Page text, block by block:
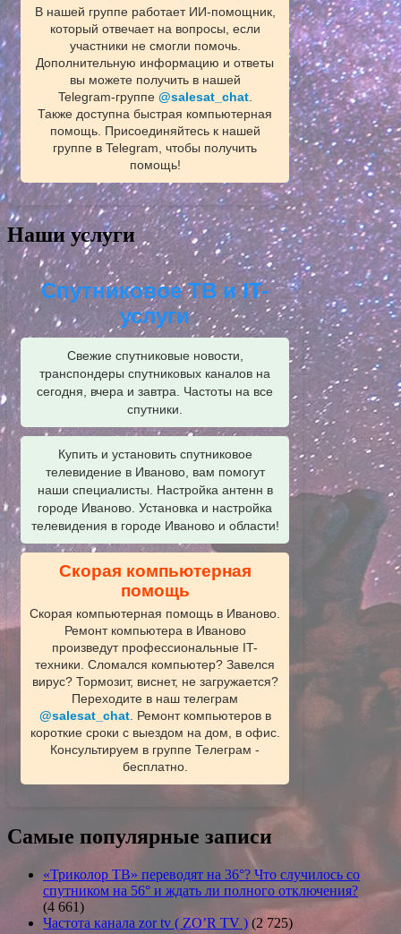
В нашей группе работает ИИ‑помощник,
который отвечает на вопросы, если
участники не смогли помочь.
Дополнительную информацию и ответы
вы можете получить в нашей
Telegram‑группе @salesat_chat.
Также доступна быстрая компьютерная
помощь. Присоединяйтесь к нашей
группе в Telegram, чтобы получить
помощь!
Наши услуги
Спутниковое ТВ и IT-
услуги
Свежие спутниковые новости,
транспондеры спутниковых каналов на
сегодня, вчера и завтра. Частоты на все
спутники.
Купить и установить спутниковое
телевидение в Иваново, вам помогут
наши специалисты. Настройка антенн в
городе Иваново. Установка и настройка
телевидения в городе Иваново и области!
Скорая компьютерная
помощь
Скорая компьютерная помощь в Иваново.
Ремонт компьютера в Иваново
произведут профессиональные IT-
техники. Сломался компьютер? Завелся
вирус? Тормозит, виснет, не загружается?
Переходите в наш телеграм
@salesat_chat. Ремонт компьютеров в
короткие сроки с выездом на дом, в офис.
Консультируем в группе Телеграм -
бесплатно.
Самые популярные записи
«Триколор ТВ» переводят на 36°? Что случилось со
спутником на 56° и ждать ли полного отключения?
(4 661)
Частота канала zor tv ( ZO’R TV ) (2 725)